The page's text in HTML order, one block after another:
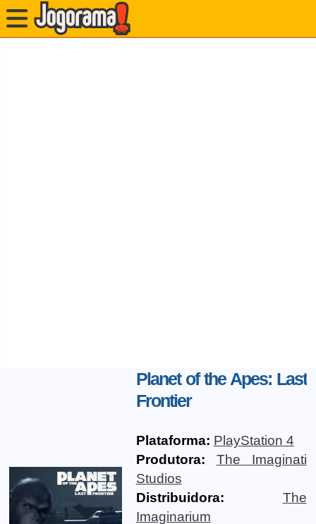
Planet of the Apes: Last
Frontier
Plataforma: PlayStation 4
Produtora:
The Imaginati
Studios
Distribuidora:
The
Imaginarium